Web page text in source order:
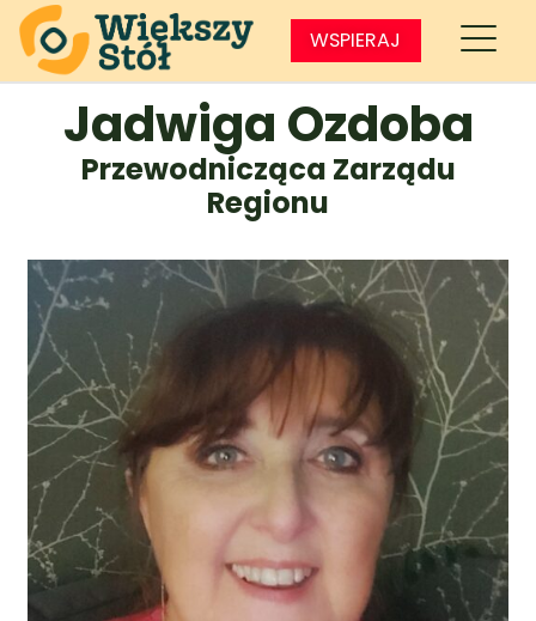
WSPIERAJ
Jadwiga Ozdoba
Przewodnicząca Zarządu
Regionu